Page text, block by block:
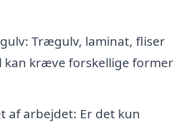
Trægulv, laminat, fliser
kan kræve forskellige former
af arbejdet: Er det kun